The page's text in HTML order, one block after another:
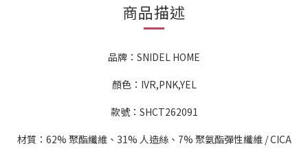
商品描述
品牌：SNIDEL HOME
顏色：IVR,PNK,YEL
款號：SHCT262091
材質：62% 聚酯纖維、31% 人造絲、7% 聚氨酯彈性纖維 / CICA